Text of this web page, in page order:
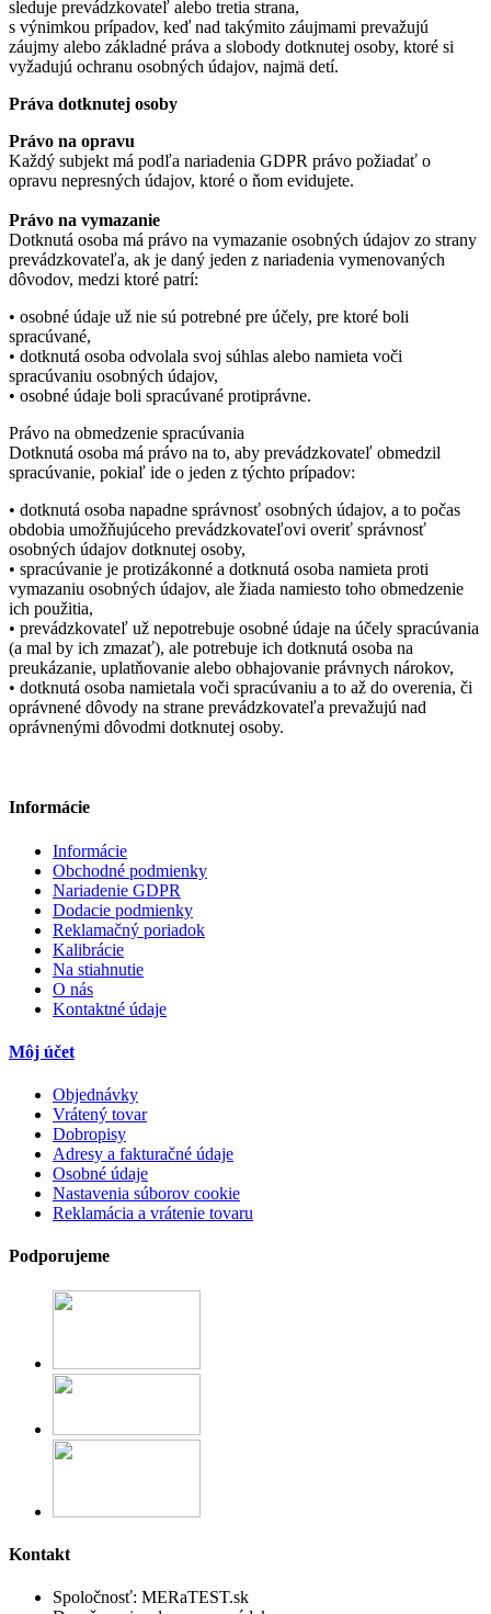
sleduje prevádzkovateľ alebo tretia strana,
s výnimkou prípadov, keď nad takýmito záujmami prevažujú
záujmy alebo základné práva a slobody dotknutej osoby, ktoré si
vyžadujú ochranu osobných údajov, najmä detí.
Práva dotknutej osoby
Právo na opravu
Každý subjekt má podľa nariadenia GDPR právo požiadať o
opravu nepresných údajov, ktoré o ňom evidujete.
Právo na vymazanie
Dotknutá osoba má právo na vymazanie osobných údajov zo strany
prevádzkovateľa, ak je daný jeden z nariadenia vymenovaných
dôvodov, medzi ktoré patrí:
• osobné údaje už nie sú potrebné pre účely, pre ktoré boli
spracúvané,
• dotknutá osoba odvolala svoj súhlas alebo namieta voči
spracúvaniu osobných údajov,
• osobné údaje boli spracúvané protiprávne.
Právo na obmedzenie spracúvania
Dotknutá osoba má právo na to, aby prevádzkovateľ obmedzil
spracúvanie, pokiaľ ide o jeden z týchto prípadov:
• dotknutá osoba napadne správnosť osobných údajov, a to počas
obdobia umožňujúceho prevádzkovateľovi overiť správnosť
osobných údajov dotknutej osoby,
• spracúvanie je protizákonné a dotknutá osoba namieta proti
vymazaniu osobných údajov, ale žiada namiesto toho obmedzenie
ich použitia,
• prevádzkovateľ už nepotrebuje osobné údaje na účely spracúvania
(a mal by ich zmazať), ale potrebuje ich dotknutá osoba na
preukázanie, uplatňovanie alebo obhajovanie právnych nárokov,
• dotknutá osoba namietala voči spracúvaniu a to až do overenia, či
oprávnené dôvody na strane prevádzkovateľa prevažujú nad
oprávnenými dôvodmi dotknutej osoby.
Informácie
Informácie
Obchodné podmienky
Nariadenie GDPR
Dodacie podmienky
Reklamačný poriadok
Kalibrácie
Na stiahnutie
O nás
Kontaktné údaje
Môj účet
Objednávky
Vrátený tovar
Dobropisy
Adresy a fakturačné údaje
Osobné údaje
Nastavenia súborov cookie
Reklamácia a vrátenie tovaru
Podporujeme
Kontakt
Spoločnosť: MERaTEST.sk